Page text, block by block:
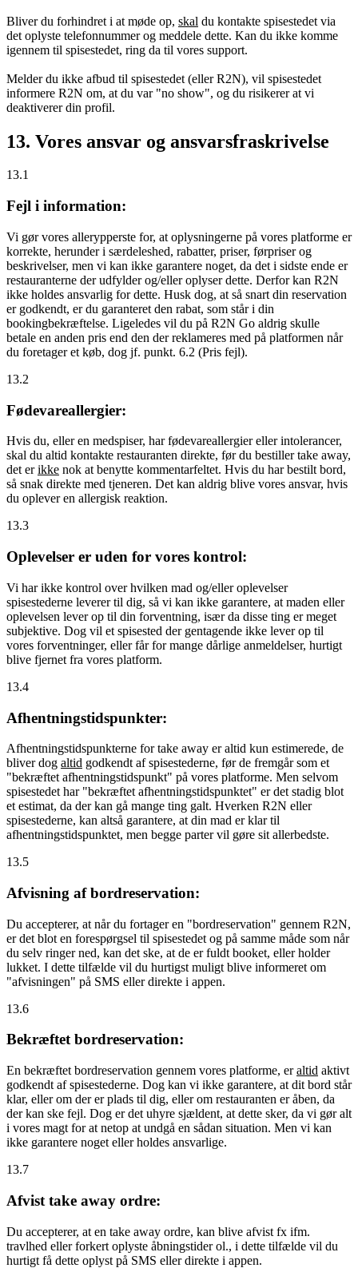
Bliver du forhindret i at møde op, skal du kontakte spisestedet via
det oplyste telefonnummer og meddele dette. Kan du ikke komme
igennem til spisestedet, ring da til vores support.
Melder du ikke afbud til spisestedet (eller R2N), vil spisestedet
informere R2N om, at du var "no show", og du risikerer at vi
deaktiverer din profil.
13. Vores ansvar og ansvarsfraskrivelse
13.1
Fejl i information:
Vi gør vores allerypperste for, at oplysningerne på vores platforme er
korrekte, herunder i særdeleshed, rabatter, priser, førpriser og
beskrivelser, men vi kan ikke garantere noget, da det i sidste ende er
restauranterne der udfylder og/eller oplyser dette. Derfor kan R2N
ikke holdes ansvarlig for dette. Husk dog, at så snart din reservation
er godkendt, er du garanteret den rabat, som står i din
bookingbekræftelse. Ligeledes vil du på R2N Go aldrig skulle
betale en anden pris end den der reklameres med på platformen når
du foretager et køb, dog jf. punkt. 6.2 (Pris fejl).
13.2
Fødevareallergier:
Hvis du, eller en medspiser, har fødevareallergier eller intolerancer,
skal du altid kontakte restauranten direkte, før du bestiller take away,
det erikke nok at benytte kommentarfeltet. Hvis du har bestilt bord,
så snak direkte med tjeneren. Det kan aldrig blive vores ansvar, hvis
du oplever en allergisk reaktion.
13.3
Oplevelser er uden for vores kontrol:
Vi har ikke kontrol over hvilken mad og/eller oplevelser
spisestederne leverer til dig, så vi kan ikke garantere, at maden eller
oplevelsen lever op til din forventning, især da disse ting er meget
subjektive. Dog vil et spisested der gentagende ikke lever op til
vores forventninger, eller får for mange dårlige anmeldelser, hurtigt
blive fjernet fra vores platform.
13.4
Afhentningstidspunkter:
Afhentningstidspunkterne for take away er altid kun estimerede, de
bliver dog altid godkendt af spisestederne, før de fremgår som et
"bekræftet afhentningstidspunkt" på vores platforme. Men selvom
spisestedet har "bekræftet afhentningstidspunktet" er det stadig blot
et estimat, da der kan gå mange ting galt. Hverken R2N eller
spisestederne, kan altså garantere, at din mad er klar til
afhentningstidspunktet, men begge parter vil gøre sit allerbedste.
13.5
Afvisning af bordreservation:
Du accepterer, at når du fortager en "bordreservation" gennem R2N,
er det blot en forespørgsel til spisestedet og på samme måde som når
du selv ringer ned, kan det ske, at de er fuldt booket, eller holder
lukket. I dette tilfælde vil du hurtigst muligt blive informeret om
"afvisningen" på SMS eller direkte i appen.
13.6
Bekræftet bordreservation:
En bekræftet bordreservation gennem vores platforme, eraltid aktivt
godkendt af spisestederne. Dog kan vi ikke garantere, at dit bord står
klar, eller om der er plads til dig, eller om restauranten er åben, da
der kan ske fejl. Dog er det uhyre sjældent, at dette sker, da vi gør alt
i vores magt for at netop at undgå en sådan situation. Men vi kan
ikke garantere noget eller holdes ansvarlige.
13.7
Afvist take away ordre:
Du accepterer, at en take away ordre, kan blive afvist fx ifm.
travlhed eller forkert oplyste åbningstider ol., i dette tilfælde vil du
hurtigt få dette oplyst på SMS eller direkte i appen.